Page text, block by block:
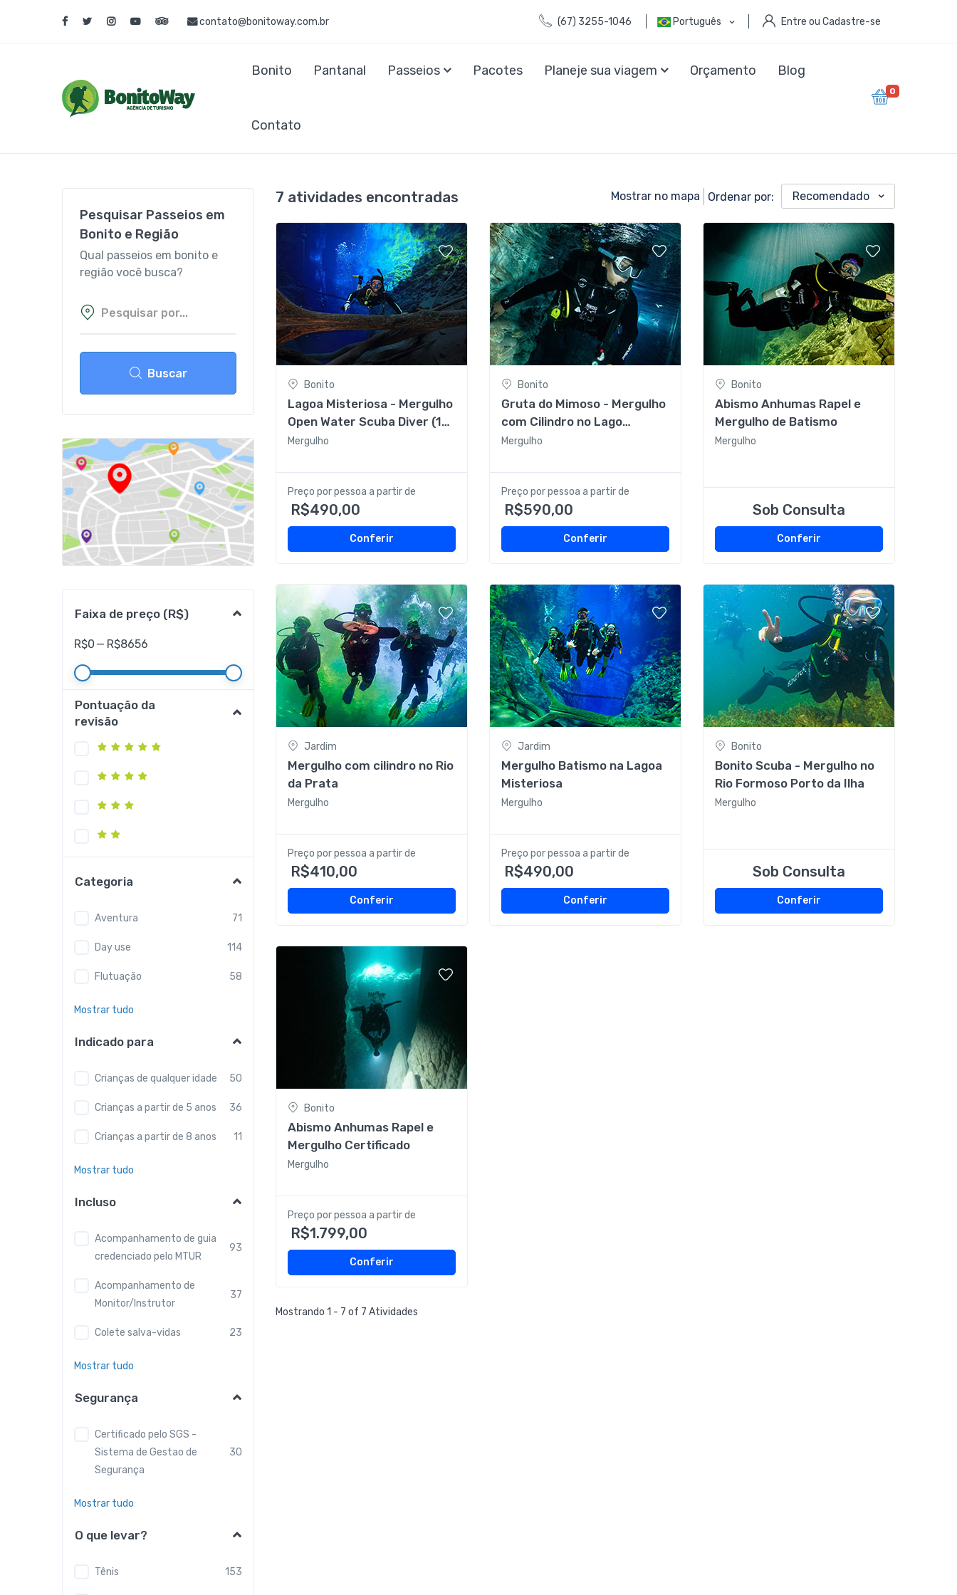
contato@bonitoway.com.br (67) 3255-1046 Português Entre ou Cadastre-se
Bonito Pantanal Passeios Pacotes Planeje sua viagem Orçamento Blog
Contato
0
Pesquisar Passeios em
Bonito e Região
Qual passeios em bonito e
região você busca?
Buscar
Faixa de preço (R$)
R$0 — R$8656
Pontuação da
revisão
Categoria
Aventura 71
Day use 114
Flutuação 58
Mostrar tudo
Indicado para
Crianças de qualquer idade 50
Crianças a partir de 5 anos 36
Crianças a partir de 8 anos 11
Mostrar tudo
Incluso
Acompanhamento de guia
credenciado pelo MTUR
93
Acompanhamento de
Monitor/Instrutor
37
Colete salva-vidas 23
Mostrar tudo
Segurança
Certificado pelo SGS -
Sistema de Gestao de
Segurança
30
Mostrar tudo
O que levar?
Tênis 153
7 atividades encontradas Mostrar no mapa Ordenar por: Recomendado
Bonito
Lagoa Misteriosa - Mergulho
Open Water Scuba Diver (18
metros) sem almoço
Mergulho
Preço por pessoa a partir de
R$490,00
Conferir
Bonito
Gruta do Mimoso - Mergulho
com Cilindro no Lago
Batismo
Mergulho
Preço por pessoa a partir de
R$590,00
Conferir
Bonito
Abismo Anhumas Rapel e
Mergulho de Batismo
Mergulho
Sob Consulta
Conferir
Jardim
Mergulho com cilindro no Rio
da Prata
Mergulho
Preço por pessoa a partir de
R$410,00
Conferir
Jardim
Mergulho Batismo na Lagoa
Misteriosa
Mergulho
Preço por pessoa a partir de
R$490,00
Conferir
Bonito
Bonito Scuba - Mergulho no
Rio Formoso Porto da Ilha
Mergulho
Sob Consulta
Conferir
Bonito
Abismo Anhumas Rapel e
Mergulho Certificado
Mergulho
Preço por pessoa a partir de
R$1.799,00
Conferir
Mostrando 1 - 7 of 7 Atividades